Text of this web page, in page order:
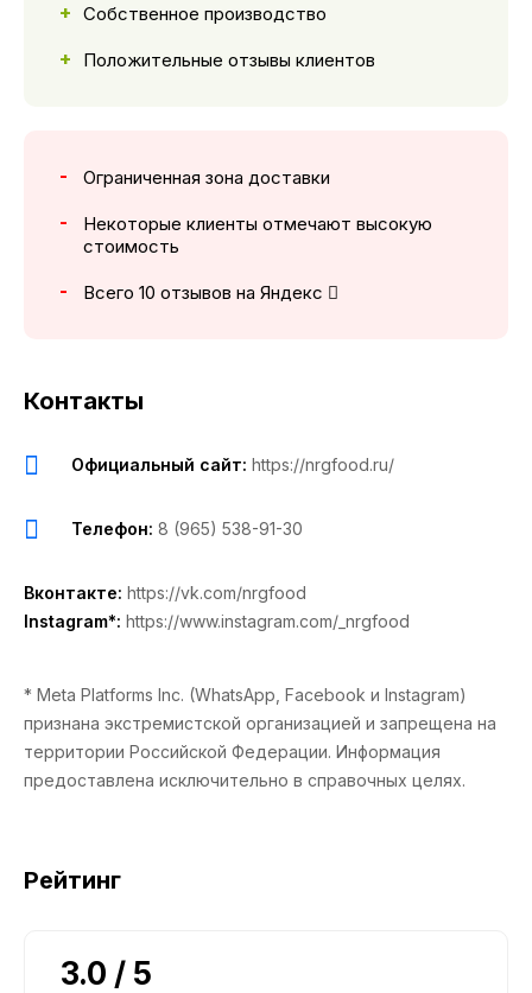
Собственное производство
Положительные отзывы клиентов
Ограниченная зона доставки
Некоторые клиенты отмечают высокую
стоимость
Всего 10 отзывов на Яндекс
Контакты
Официальный сайт: https://nrgfood.ru/
Телефон: 8 (965) 538-91-30
Вконтакте: https://vk.com/nrgfood
Instagram*: https://www.instagram.com/_nrgfood
* Meta Platforms Inc. (WhatsApp, Facebook и Instagram)
признана экстремистской организацией и запрещена на
территории Российской Федерации. Информация
предоставлена исключительно в справочных целях.
Рейтинг
3.0 / 5